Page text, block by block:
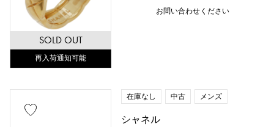
SOLD OUT
再入荷通知可能
お問い合わせください
在庫なし 中古 メンズ
シャネル